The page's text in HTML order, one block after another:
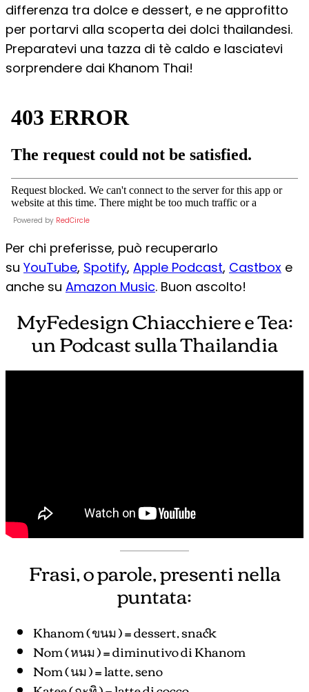
differenza tra dolce e dessert, e ne approfitto
per portarvi alla scoperta dei dolci thailandesi.
Preparatevi una tazza di tè caldo e lasciatevi
sorprendere dai Khanom Thai!
Powered by RedCircle
Per chi preferisse, può recuperarlo
su YouTube, Spotify, Apple Podcast, Castbox e
anche su Amazon Music. Buon ascolto!
MyFedesign Chiacchiere e Tea:
un Podcast sulla Thailandia
Frasi, o parole, presenti nella
puntata:
Khanom ( ขนม ) = dessert, snack
Nom ( หนม ) = diminutivo di Khanom
Nom ( นม ) = latte, seno